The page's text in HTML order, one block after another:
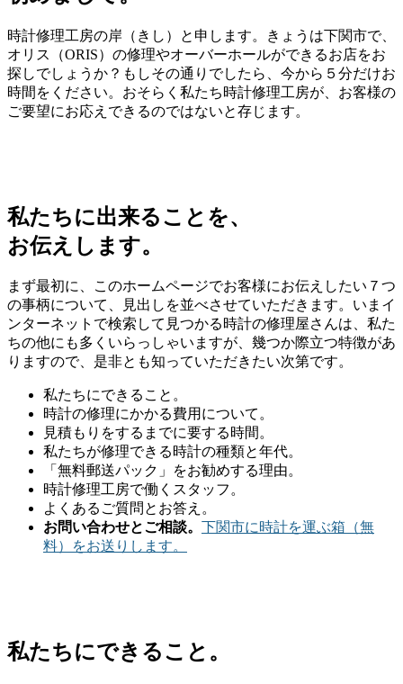
時計修理工房の岸（きし）と申します。きょうは下関市で、
オリス（ORIS）の修理やオーバーホールができるお店をお
探しでしょうか？もしその通りでしたら、今から５分だけお
時間をください。おそらく私たち時計修理工房が、お客様の
ご要望にお応えできるのではないと存じます。
私たちに出来ることを、
お伝えします。
まず最初に、このホームページでお客様にお伝えしたい７つ
の事柄について、見出しを並べさせていただきます。いまイ
ンターネットで検索して見つかる時計の修理屋さんは、私た
ちの他にも多くいらっしゃいますが、幾つか際立つ特徴があ
りますので、是非とも知っていただきたい次第です。
私たちにできること。
時計の修理にかかる費用について。
見積もりをするまでに要する時間。
私たちが修理できる時計の種類と年代。
「無料郵送パック」をお勧めする理由。
時計修理工房で働くスタッフ。
よくあるご質問とお答え。
お問い合わせとご相談。
下関市に時計を運ぶ箱（無
料）をお送りします。
私たちにできること。